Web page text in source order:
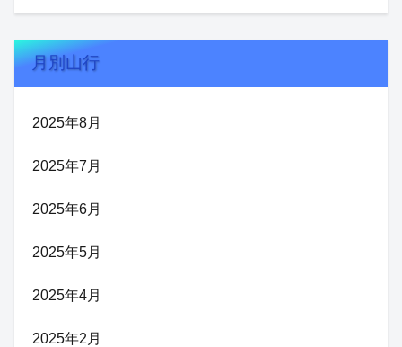
月別山行
2025年8月
2025年7月
2025年6月
2025年5月
2025年4月
2025年2月